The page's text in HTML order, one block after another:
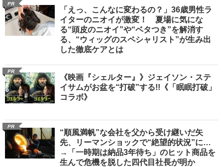
PR
「えっ、こんなに変わるの？」36歳男性ラ
イターのニオイが激変！ 夏場に気にな
る“頭皮のニオイ”や“ベタつき”を解消す
る、“ウィッグのスペシャリスト”が生み出
した徹底ケアとは
PR
《映画『シェルター』》ジェイソン・ステ
イサムがお盆を“打破”する!!《「眠眠打破」
コラボ》
PR
“順風満帆”な会社を父から受け継いだ矢
先、リーマンショックで“絶望的状況”に…
→「一時期は納品3年待ち」のヒット商品を
生んで危機を脱した四代目社長が明か